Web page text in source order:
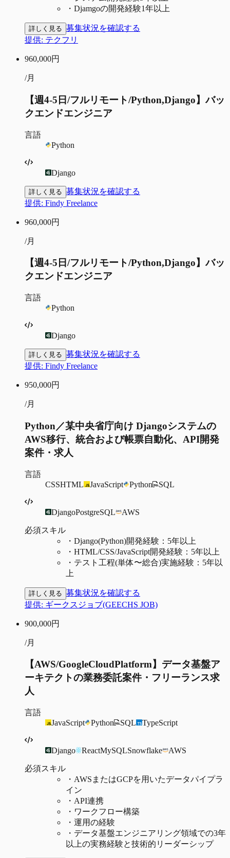
・ Djamgoの開発経験1年以上
詳しく見る 募集状況を確認する
提供: テクフリ
960,000円
/月
【週4-5日/フルリモート/Python,Django】バッ
クエンドエンジニア
言語
Python
Django
詳しく見る 募集状況を確認する
提供: Findy Freelance
960,000円
/月
【週4-5日/フルリモート/Python,Django】バッ
クエンドエンジニア
言語
Python
Django
詳しく見る 募集状況を確認する
提供: Findy Freelance
950,000円
/月
Python／某中央省庁向け Djangoシステムの
AWS移行、統合および帳票自動化、API開発
案件・求人
言語
CSSHTML JavaScript Python SQL
DjangoPostgreSQL AWS
必須スキル
・ Django(Python)開発経験：5年以上
・ HTML/CSS/JavaScript開発経験：5年以上
・ テスト工程(単体〜総合)実施経験：5年以
上
詳しく見る 募集状況を確認する
提供: ギークスジョブ(GEECHS JOB)
900,000円
/月
【AWS/GoogleCloudPlatform】データ基盤ア
ーキテクトの業務委託案件・フリーランス求
人
言語
JavaScript
Python SQL TypeScript
Django ReactMySQLSnowflake AWS
必須スキル
・ AWSまたはGCPを用いたデータパイプラ
イン
・ API連携
・ ワークフロー構築
・ 運用の経験
・ データ基盤エンジニアリング領域での3年
以上の実務経験と技術的リーダーシップ